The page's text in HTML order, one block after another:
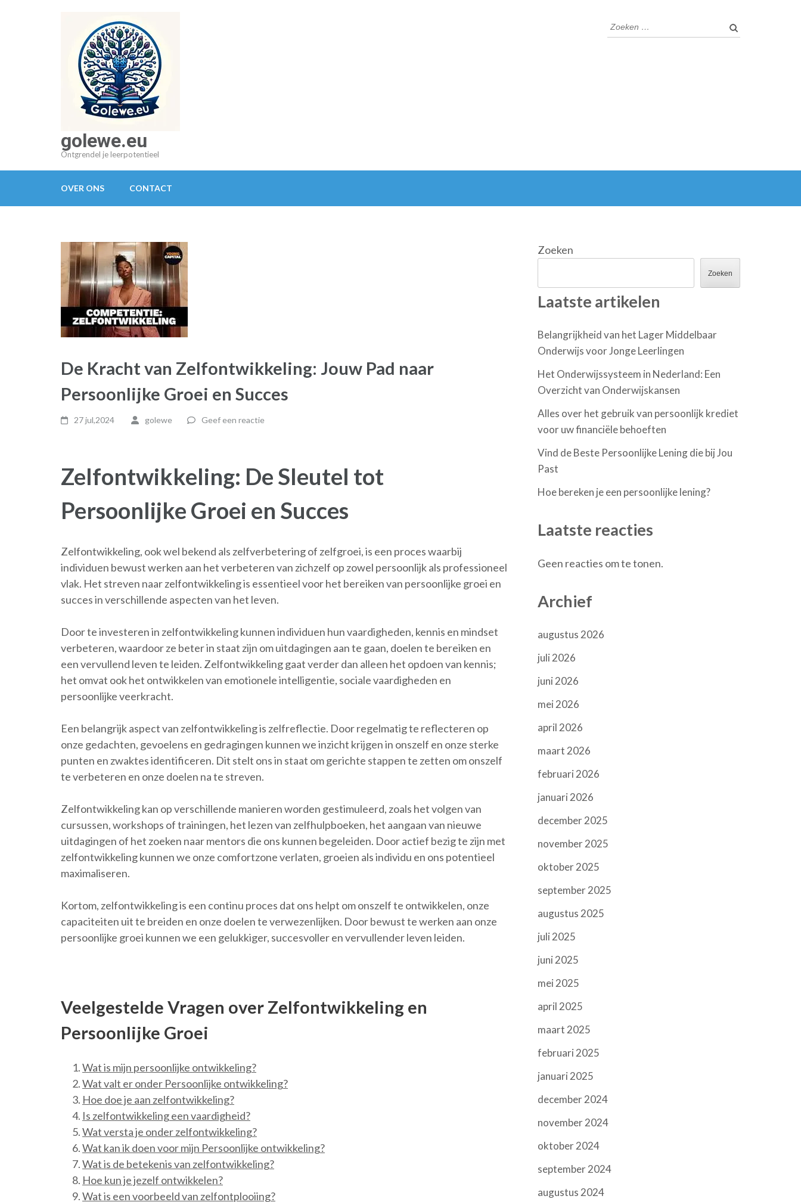
golewe.eu
Ontgrendel je leerpotentieel
Zoeken
naar:
OVER ONS CONTACT
De Kracht van Zelfontwikkeling: Jouw Pad naar
Persoonlijke Groei en Succes
27 jul,2024 golewe Geef een reactie
Zelfontwikkeling: De Sleutel tot
Persoonlijke Groei en Succes
Zelfontwikkeling, ook wel bekend als zelfverbetering of zelfgroei, is een proces waarbij
individuen bewust werken aan het verbeteren van zichzelf op zowel persoonlijk als professioneel
vlak. Het streven naar zelfontwikkeling is essentieel voor het bereiken van persoonlijke groei en
succes in verschillende aspecten van het leven.
Door te investeren in zelfontwikkeling kunnen individuen hun vaardigheden, kennis en mindset
verbeteren, waardoor ze beter in staat zijn om uitdagingen aan te gaan, doelen te bereiken en
een vervullend leven te leiden. Zelfontwikkeling gaat verder dan alleen het opdoen van kennis;
het omvat ook het ontwikkelen van emotionele intelligentie, sociale vaardigheden en
persoonlijke veerkracht.
Een belangrijk aspect van zelfontwikkeling is zelfreflectie. Door regelmatig te reflecteren op
onze gedachten, gevoelens en gedragingen kunnen we inzicht krijgen in onszelf en onze sterke
punten en zwaktes identificeren. Dit stelt ons in staat om gerichte stappen te zetten om onszelf
te verbeteren en onze doelen na te streven.
Zelfontwikkeling kan op verschillende manieren worden gestimuleerd, zoals het volgen van
cursussen, workshops of trainingen, het lezen van zelfhulpboeken, het aangaan van nieuwe
uitdagingen of het zoeken naar mentors die ons kunnen begeleiden. Door actief bezig te zijn met
zelfontwikkeling kunnen we onze comfortzone verlaten, groeien als individu en ons potentieel
maximaliseren.
Kortom, zelfontwikkeling is een continu proces dat ons helpt om onszelf te ontwikkelen, onze
capaciteiten uit te breiden en onze doelen te verwezenlijken. Door bewust te werken aan onze
persoonlijke groei kunnen we een gelukkiger, succesvoller en vervullender leven leiden.
Veelgestelde Vragen over Zelfontwikkeling en
Persoonlijke Groei
Wat is mijn persoonlijke ontwikkeling?
Wat valt er onder Persoonlijke ontwikkeling?
Hoe doe je aan zelfontwikkeling?
Is zelfontwikkeling een vaardigheid?
Wat versta je onder zelfontwikkeling?
Wat kan ik doen voor mijn Persoonlijke ontwikkeling?
Wat is de betekenis van zelfontwikkeling?
Hoe kun je jezelf ontwikkelen?
Wat is een voorbeeld van zelfontplooiing?
Zoeken
Zoeken
Laatste artikelen
Belangrijkheid van het Lager Middelbaar
Onderwijs voor Jonge Leerlingen
Het Onderwijssysteem in Nederland: Een
Overzicht van Onderwijskansen
Alles over het gebruik van persoonlijk krediet
voor uw financiële behoeften
Vind de Beste Persoonlijke Lening die bij Jou
Past
Hoe bereken je een persoonlijke lening?
Laatste reacties
Geen reacties om te tonen.
Archief
augustus 2026
juli 2026
juni 2026
mei 2026
april 2026
maart 2026
februari 2026
januari 2026
december 2025
november 2025
oktober 2025
september 2025
augustus 2025
juli 2025
juni 2025
mei 2025
april 2025
maart 2025
februari 2025
januari 2025
december 2024
november 2024
oktober 2024
september 2024
augustus 2024